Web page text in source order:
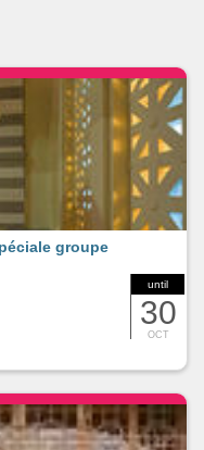
until
30
OCT
groupe